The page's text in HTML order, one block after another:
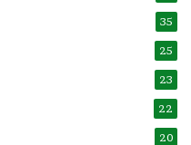
35
25
23
22
20